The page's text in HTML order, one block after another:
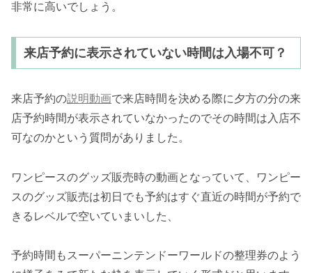
非常に高いでしょう。
来店予約に表示されていない時間は入場不可？
来店予約の説明動画で来店時間を決める際に夕方の分の来
店予約時間が表示されていなかったのでその時間は入店不
可なのかという質問がありました。
ワンピースのグッズ販売時の動画となっていて、ワンピー
スのグッズ販売は初日でも予約はすぐ直近の時間が予約で
きるレベルで空いていまいした、
予約時間もスーパーニンテンドーワールドの整理券のよう